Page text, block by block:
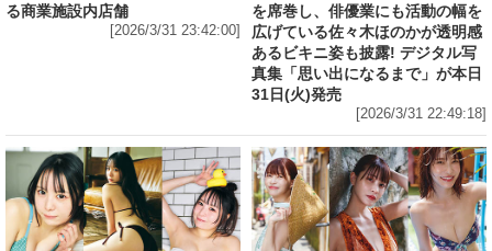
る商業施設内店舗
[2026/3/31 23:42:00]
を席巻し、俳優業にも活動の幅を
広げている佐々木ほのかが透明感
あるビキニ姿も披露! デジタル写
真集「思い出になるまで」が本日
31日(火)発売
[2026/3/31 22:49:18]